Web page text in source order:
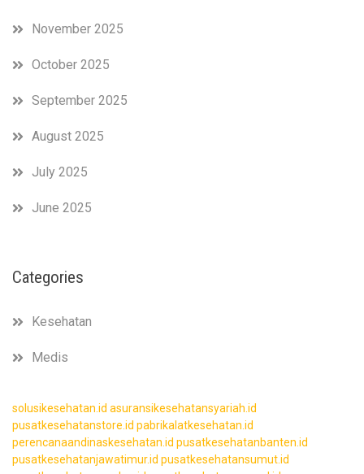
November 2025
October 2025
September 2025
August 2025
July 2025
June 2025
Categories
Kesehatan
Medis
solusikesehatan.id asuransikesehatansyariah.id
pusatkesehatanstore.id pabrikalatkesehatan.id
perencanaandinaskesehatan.id pusatkesehatanbanten.id
pusatkesehatanjawatimur.id pusatkesehatansumut.id